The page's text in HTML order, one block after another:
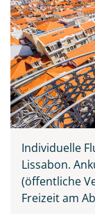
Individuelle
Lissabon.
(öffentliche
Freizeit am